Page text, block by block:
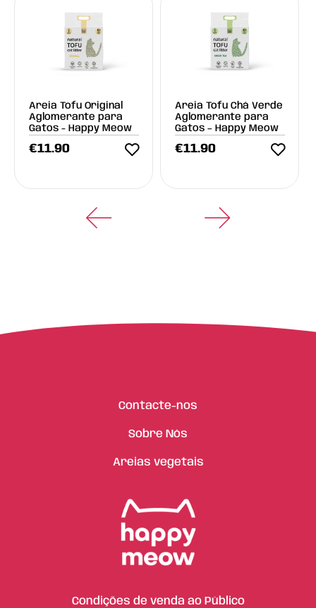
Areia Tofu Original
Aglomerante para
Gatos - Happy Meow
€11.90
Areia Tofu Chá Verde
Aglomerante para
Gatos – Happy Meow
€11.90
Contacte-nos
Sobre Nós
Areias vegetais
Condições de venda ao Público